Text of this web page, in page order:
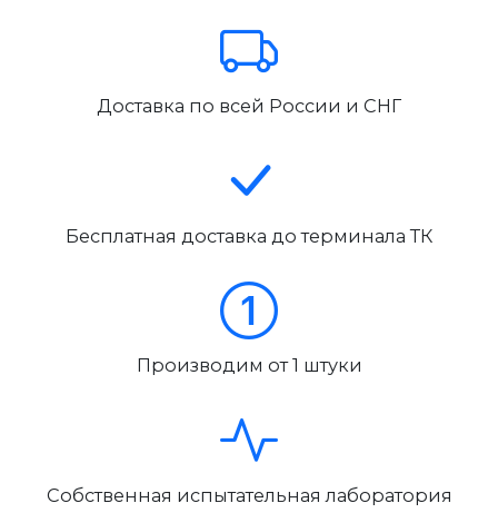
Доставка по всей России и СНГ
Бесплатная доставка до терминала ТК
Производим от 1 штуки
Собственная испытательная лаборатория